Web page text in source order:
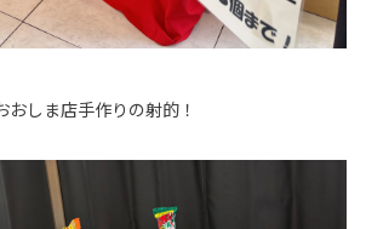
おしま店手作りの射的！